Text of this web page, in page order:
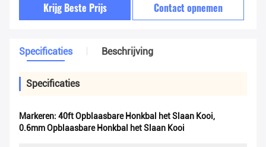
Krijg Beste Prijs Contact opnemen
Specificaties Beschrijving
Specificaties
Markeren: 40ft Opblaasbare Honkbal het Slaan Kooi,
0.6mm Opblaasbare Honkbal het Slaan Kooi